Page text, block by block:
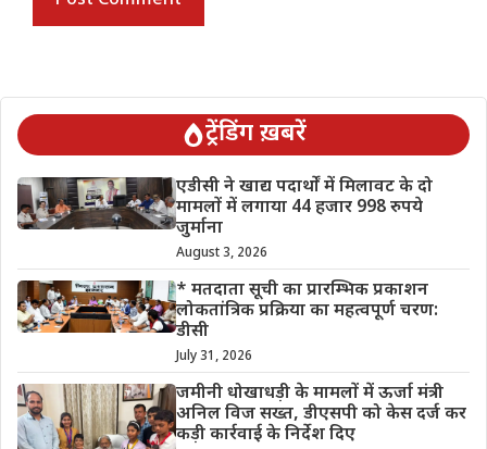
ट्रेंडिंग ख़बरें
एडीसी ने खाद्य पदार्थों में मिलावट के दो
मामलों में लगाया 44 हजार 998 रुपये
जुर्माना
August 3, 2026
* मतदाता सूची का प्रारम्भिक प्रकाशन
लोकतांत्रिक प्रक्रिया का महत्वपूर्ण चरण:
डीसी
July 31, 2026
जमीनी धोखाधड़ी के मामलों में ऊर्जा मंत्री
अनिल विज सख्त, डीएसपी को केस दर्ज कर
कड़ी कार्रवाई के निर्देश दिए